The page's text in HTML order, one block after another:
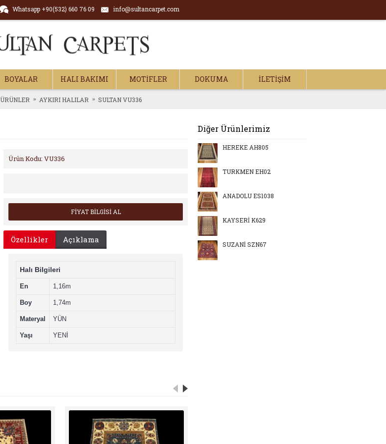
Whatsapp +90(532) 660 76 09 info@sultancarpet.com
BOYALAR HALI BAKIMI MOTİFLER DOKUMA İLETIŞIM
ÜRÜNLER AYKIRI HALILAR SULTAN VU336
Diğer Ürünlerimiz
HEREKE AH805
TÜRKMEN EH02
ANADOLU ES1038
KAYSERİ K629
SUZANİ SZN67
Ürün Kodu: VU336
FİYAT BİLGİSİ AL
Özellikler Açıklama
Halı Bilgileri
En 1,16m
Boy 1,74m
Materyal YÜN
Yaşı YENİ